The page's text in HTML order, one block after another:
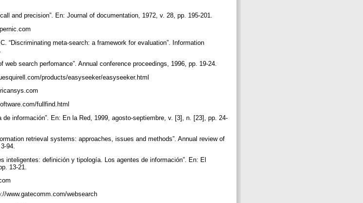
and precision”. En: Journal of documentation, 1972, v. 28, pp. 195-201.
“Discriminating meta-search: a framework for evaluation”. Information
search perfomance”. Annual conference proceedings, 1996, pp. 19-24.
products/easyseeker/easyseeker.html
fullfind.html
información”. En: En la Red, 1999, agosto-septiembre, v. [3], n. [23], pp. 24-
retrieval systems: approaches, issues and methods”. Annual review of
94.
inteligentes: definición y tipología. Los agentes de información”. En: El
13-21.
www.gatecomm.com/websearch